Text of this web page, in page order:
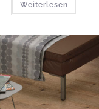
Weiterlesen